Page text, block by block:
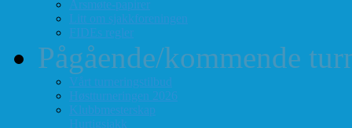
Årsmøte-papirer
Litt om sjakkforeningen
FIDEs regler
Pågående/kommende
Vårt turneringstilbud
Høstturneringen 2026
Klubbmesterskap
Hurtigsjakk